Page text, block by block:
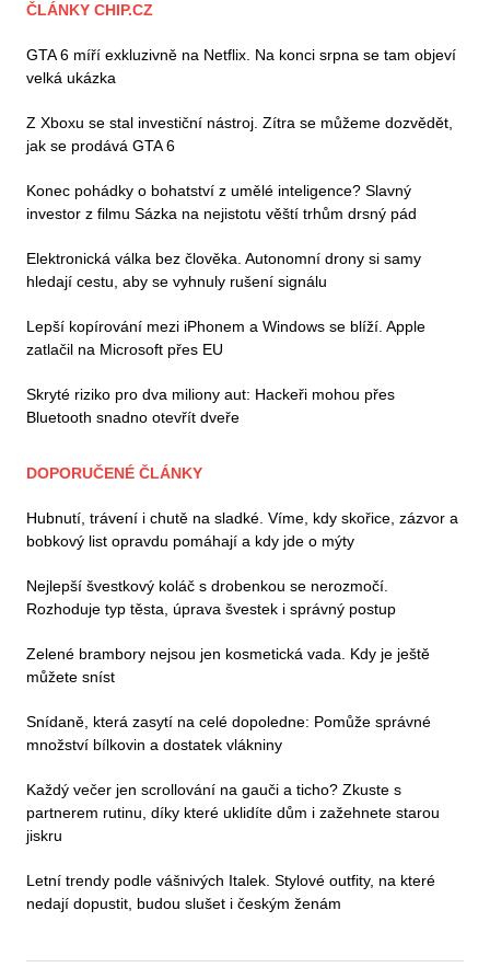
ČLÁNKY CHIP.CZ
GTA 6 míří exkluzivně na Netflix. Na konci srpna se tam objeví
velká ukázka
Z Xboxu se stal investiční nástroj. Zítra se můžeme dozvědět,
jak se prodává GTA 6
Konec pohádky o bohatství z umělé inteligence? Slavný
investor z filmu Sázka na nejistotu věští trhům drsný pád
Elektronická válka bez člověka. Autonomní drony si samy
hledají cestu, aby se vyhnuly rušení signálu
Lepší kopírování mezi iPhonem a Windows se blíží. Apple
zatlačil na Microsoft přes EU
Skryté riziko pro dva miliony aut: Hackeři mohou přes
Bluetooth snadno otevřít dveře
DOPORUČENÉ ČLÁNKY
Hubnutí, trávení i chutě na sladké. Víme, kdy skořice, zázvor a
bobkový list opravdu pomáhají a kdy jde o mýty
Nejlepší švestkový koláč s drobenkou se nerozmočí.
Rozhoduje typ těsta, úprava švestek i správný postup
Zelené brambory nejsou jen kosmetická vada. Kdy je ještě
můžete sníst
Snídaně, která zasytí na celé dopoledne: Pomůže správné
množství bílkovin a dostatek vlákniny
Každý večer jen scrollování na gauči a ticho? Zkuste s
partnerem rutinu, díky které uklidíte dům i zažehnete starou
jiskru
Letní trendy podle vášnivých Italek. Stylové outfity, na které
nedají dopustit, budou slušet i českým ženám